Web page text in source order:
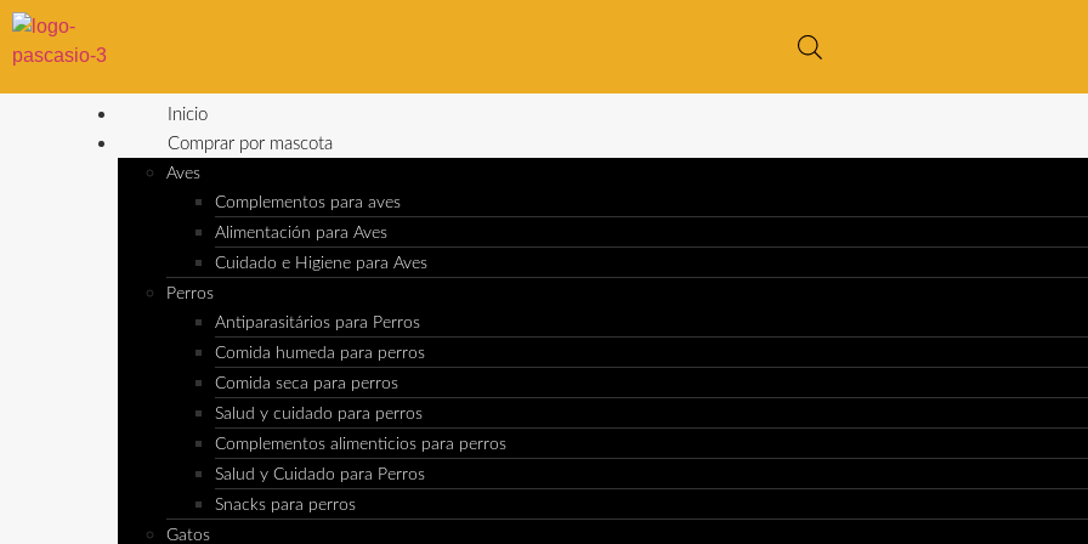
Inicio
Comprar por mascota
Aves
Complementos para aves
Alimentación para Aves
Cuidado e Higiene para Aves
Perros
Antiparasitários para Perros
Comida humeda para perros
Comida seca para perros
Salud y cuidado para perros
Complementos alimenticios para perros
Salud y Cuidado para Perros
Snacks para perros
Gatos